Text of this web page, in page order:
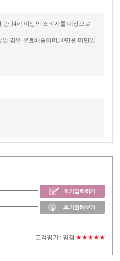
14세 이상의 소비자를 대상으로
경우 무료배송이며,30만원 미만일
고객평가 : 평점 ★★★★★